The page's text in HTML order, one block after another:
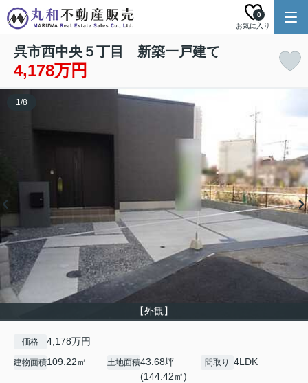
お気に入り
0
呉市西中央５丁目 新築一戸建て
4,178万円
【外観】
1/8
価格 4,178万円
建物面積109.22㎡ 土地面積43.68坪
(144.42㎡)
間取り 4LDK